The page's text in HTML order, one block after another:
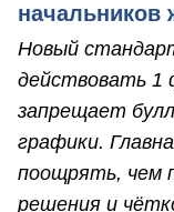
начальников
Новый
действовать 1
запрещает
графики.
поощрять, чем
решения и